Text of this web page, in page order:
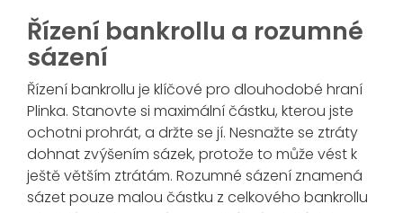
Řízení bankrollu a rozumné
sázení
Řízení bankrollu je klíčové pro dlouhodobé hraní
Plinka. Stanovte si maximální částku, kterou jste
ochotni prohrát, a držte se jí. Nesnažte se ztráty
dohnat zvýšením sázek, protože to může vést k
ještě větším ztrátám. Rozumné sázení znamená
sázet pouze malou částku z celkového bankrollu